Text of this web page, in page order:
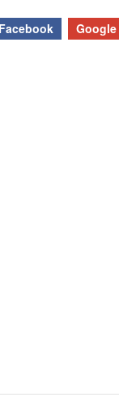
Facebook Google